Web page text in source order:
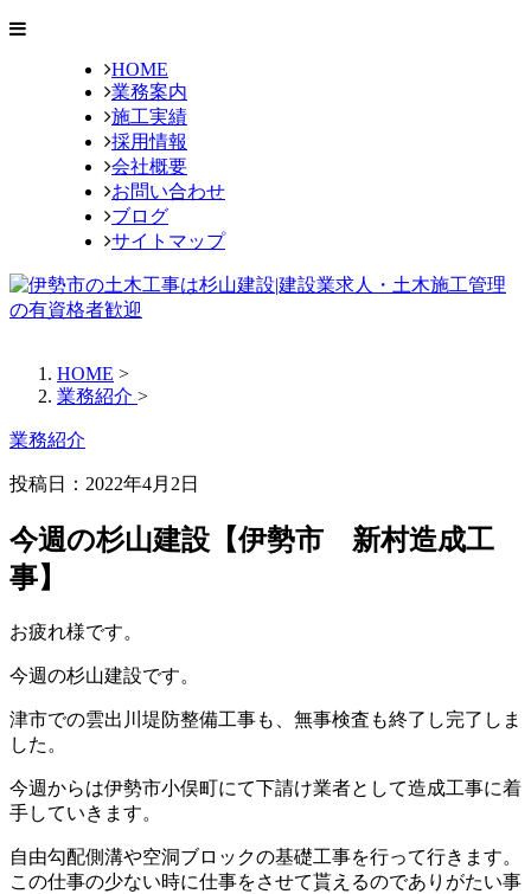
HOME
業務案内
施工実績
採用情報
会社概要
お問い合わせ
ブログ
サイトマップ
HOME >
業務紹介 >
業務紹介
投稿日：2022年4月2日
今週の杉山建設【伊勢市 新村造成工
事】
お疲れ様です。
今週の杉山建設です。
津市での雲出川堤防整備工事も、無事検査も終了し完了しま
した。
今週からは伊勢市小俣町にて下請け業者として造成工事に着
手していきます。
自由勾配側溝や空洞ブロックの基礎工事を行って行きます。
この仕事の少ない時に仕事をさせて貰えるのでありがたい事